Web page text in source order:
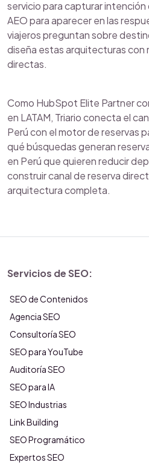
servicio para capturar
AEO para aparecer en las
viajeros preguntan sobre
diseña estas arquitecturas con
directas.
Como HubSpot Elite Partner
en LATAM, Triario conecta el
Perú con el motor de reservas
qué búsquedas generan
en Perú que quieren reducir
construir canal de reserva
arquitectura completa.
Servicios de SEO:
SEO de Contenidos
Agencia SEO
Consultoría SEO
SEO para YouTube
Auditoría SEO
SEO para IA
SEO Industrias
Link Building
SEO Programático
Expertos SEO